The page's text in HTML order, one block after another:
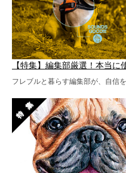
【特集】編集部厳選！本当に
フレブルと暮らす編集部が、自信